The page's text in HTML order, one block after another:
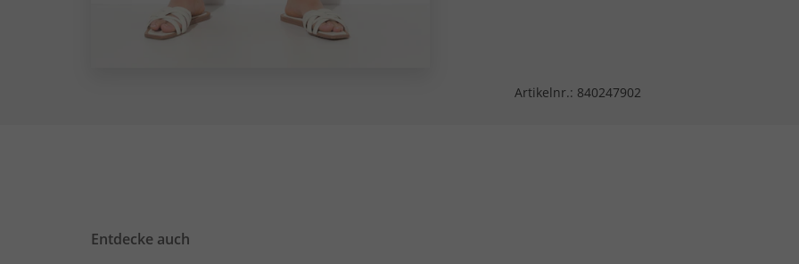
Artikelnr.: 840247902
Entdecke auch